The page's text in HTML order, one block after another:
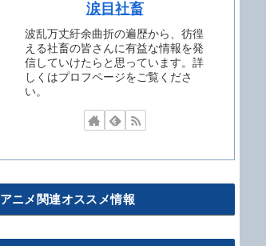
涙目社畜
波乱万丈紆余曲折の遍歴から、彷徨
える社畜の皆さんに有益な情報を発
信していけたらと思っています。詳
しくはプロフページをご覧くださ
い。
アニメ関連オススメ情報